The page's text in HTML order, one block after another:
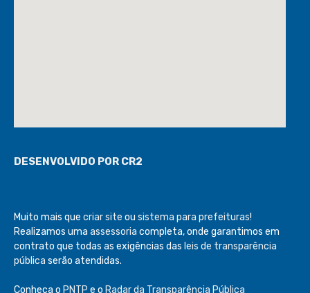
DESENVOLVIDO POR CR2
Muito mais que criar site ou sistema para prefeituras!
Realizamos uma assessoria completa, onde garantimos em
contrato que todas as exigências das leis de transparência
pública serão atendidas.
Conheça o PNTP e o Radar da Transparência Pública